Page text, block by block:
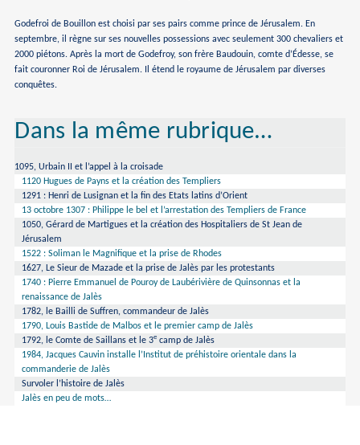
Godefroi de Bouillon est choisi par ses pairs comme prince de Jérusalem. En
septembre, il règne sur ses nouvelles possessions avec seulement 300 chevaliers et
2000 piétons. Après la mort de Godefroy, son frère Baudouin, comte d’Édesse, se
fait couronner Roi de Jérusalem. Il étend le royaume de Jérusalem par diverses
conquêtes.
Dans la même rubrique…
1095, Urbain II et l’appel à la croisade
1120 Hugues de Payns et la création des Templiers
1291 : Henri de Lusignan et la fin des Etats latins d’Orient
13 octobre 1307 : Philippe le bel et l’arrestation des Templiers de France
1050, Gérard de Martigues et la création des Hospitaliers de St Jean de
Jérusalem
1522 : Soliman le Magnifique et la prise de Rhodes
1627, Le Sieur de Mazade et la prise de Jalès par les protestants
1740 : Pierre Emmanuel de Pouroy de Laubérivière de Quinsonnas et la
renaissance de Jalès
1782, le Bailli de Suffren, commandeur de Jalès
1790, Louis Bastide de Malbos et le premier camp de Jalès
1792, le Comte de Saillans et le 3e camp de Jalès
1984, Jacques Cauvin installe l’Institut de préhistoire orientale dans la
commanderie de Jalès
Survoler l’histoire de Jalès
Jalès en peu de mots…